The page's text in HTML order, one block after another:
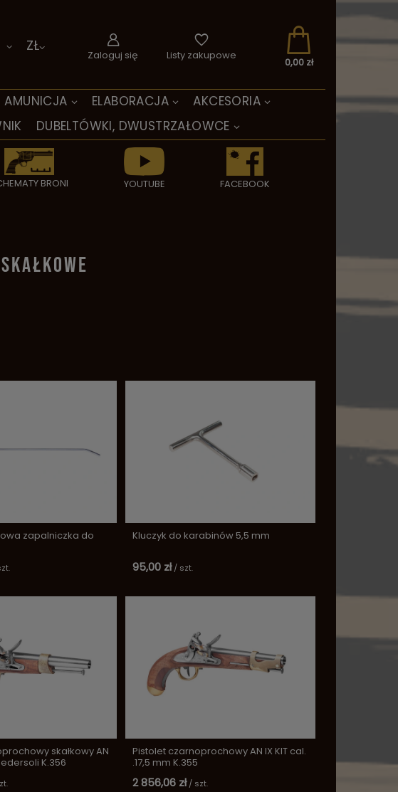
AMUNICJA ELABORACJA
AKCESORIA
DUBELTÓWKI, DWUSTRZAŁOWCE
BRONI YOUTUBE FACEBOOK
ZŁ
Zaloguj się Listy zakupowe
0,00 zł
zapalniczka do
Kluczyk do karabinów 5,5 mm
95,00 zł / szt.
skałkowy AN
K.356
Pistolet czarnoprochowy AN IX KIT cal.
.17,5 mm K.355
2 856,06 zł / szt.